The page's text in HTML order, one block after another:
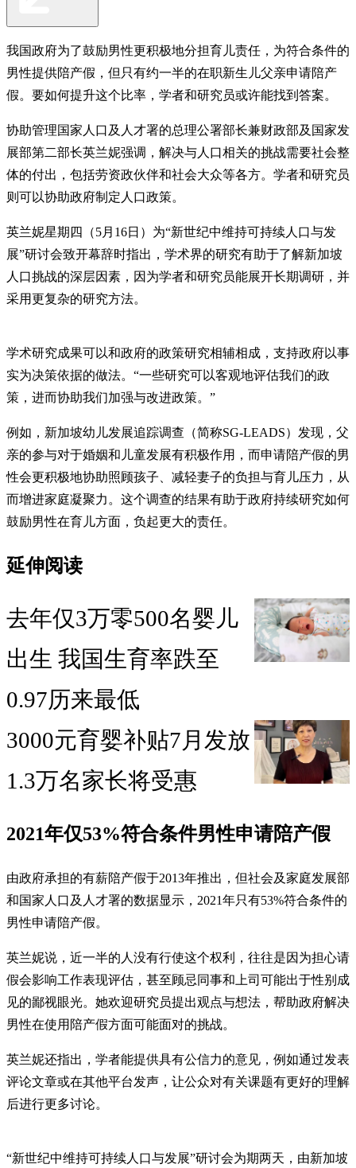
我国政府为了鼓励男性更积极地分担育儿责任，为符合条件的
男性提供陪产假，但只有约一半的在职新生儿父亲申请陪产
假。要如何提升这个比率，学者和研究员或许能找到答案。
协助管理国家人口及人才署的总理公署部长兼财政部及国家发
展部第二部长英兰妮强调，解决与人口相关的挑战需要社会整
体的付出，包括劳资政伙伴和社会大众等各方。学者和研究员
则可以协助政府制定人口政策。
英兰妮星期四（5月16日）为“新世纪中维持可持续人口与发
展”研讨会致开幕辞时指出，学术界的研究有助于了解新加坡
人口挑战的深层因素，因为学者和研究员能展开长期调研，并
采用更复杂的研究方法。
学术研究成果可以和政府的政策研究相辅相成，支持政府以事
实为决策依据的做法。“一些研究可以客观地评估我们的政
策，进而协助我们加强与改进政策。”
例如，新加坡幼儿发展追踪调查（简称SG-LEADS）发现，父
亲的参与对于婚姻和儿童发展有积极作用，而申请陪产假的男
性会更积极地协助照顾孩子、减轻妻子的负担与育儿压力，从
而增进家庭凝聚力。这个调查的结果有助于政府持续研究如何
鼓励男性在育儿方面，负起更大的责任。
延伸阅读
去年仅3万零500名婴儿
出生 我国生育率跌至
0.97历来最低
3000元育婴补贴7月发放
1.3万名家长将受惠
2021年仅53%符合条件男性申请陪产假
由政府承担的有薪陪产假于2013年推出，但社会及家庭发展部
和国家人口及人才署的数据显示，2021年只有53%符合条件的
男性申请陪产假。
英兰妮说，近一半的人没有行使这个权利，往往是因为担心请
假会影响工作表现评估，甚至顾忌同事和上司可能出于性别成
见的鄙视眼光。她欢迎研究员提出观点与想法，帮助政府解决
男性在使用陪产假方面可能面对的挑战。
英兰妮还指出，学者能提供具有公信力的意见，例如通过发表
评论文章或在其他平台发声，让公众对有关课题有更好的理解
后进行更多讨论。
“新世纪中维持可持续人口与发展”研讨会为期两天，由新加坡